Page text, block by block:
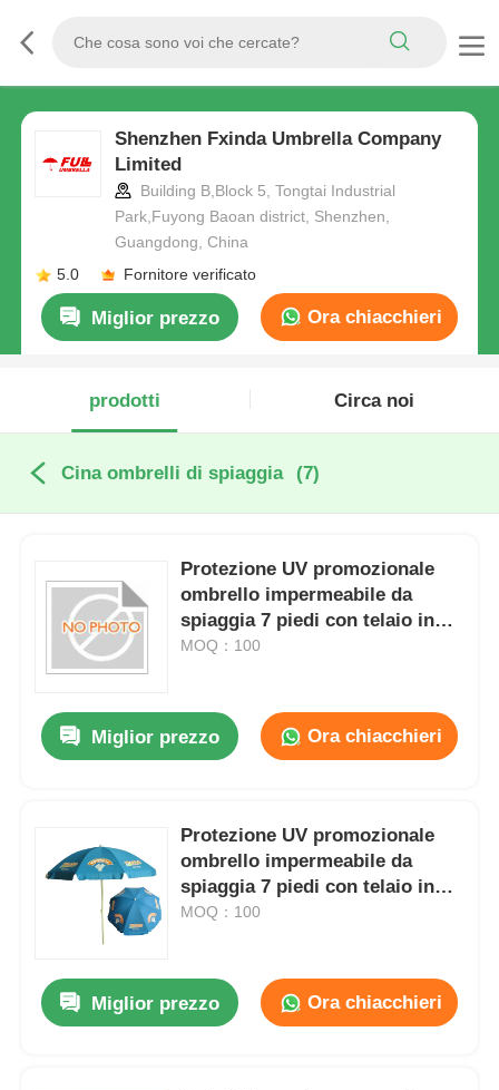
Shenzhen Fxinda Umbrella Company
Limited
Building B,Block 5, Tongtai Industrial
Park,Fuyong Baoan district, Shenzhen,
Guangdong, China
5.0
Fornitore verificato
Miglior prezzo Ora chiacchieri
prodotti Circa noi
Cina ombrelli di spiaggia (7)
Protezione UV promozionale
ombrello impermeabile da
spiaggia 7 piedi con telaio in
acciaio
MOQ：100
Miglior prezzo Ora chiacchieri
Protezione UV promozionale
ombrello impermeabile da
spiaggia 7 piedi con telaio in
acciaio
MOQ：100
Miglior prezzo Ora chiacchieri